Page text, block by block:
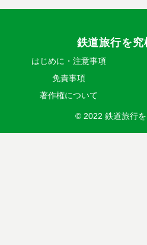
鉄道旅行を究
はじめに・注意事項
免責事項
著作権について
© 2022 鉄道旅行を